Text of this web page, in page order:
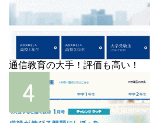
通信教育の大手！評価も高い！